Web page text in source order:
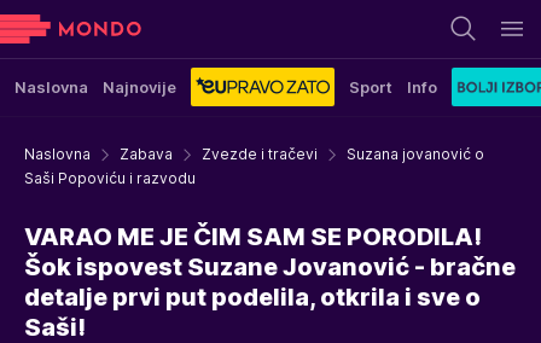
Naslovna Najnovije Sport Info
Naslovna Zabava Zvezde i tračevi
Suzana jovanović o
Saši Popoviću i razvodu
VARAO ME JE ČIM SAM SE PORODILA!
Šok ispovest Suzane Jovanović - bračne
detalje prvi put podelila, otkrila i sve o
Saši!